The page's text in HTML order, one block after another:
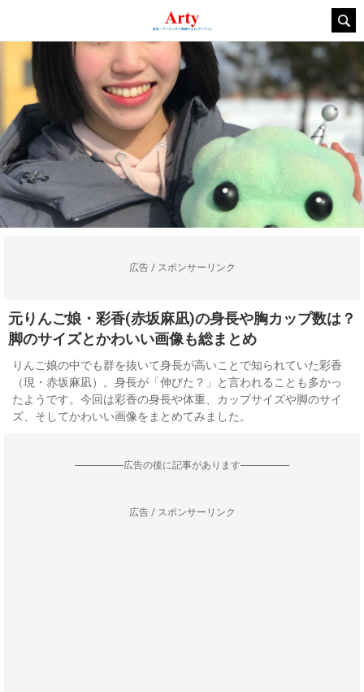
広告 / スポンサーリンク
元りんご娘・彩香(赤坂麻凪)の身長や胸カップ数は？
脚のサイズとかわいい画像も総まとめ
りんご娘の中でも群を抜いて身長が高いことで知られていた彩香
（現・赤坂麻凪）。身長が「伸びた？」と言われることも多かっ
たようです。今回は彩香の身長や体重、カップサイズや脚のサイ
ズ、そしてかわいい画像をまとめてみました。
--------------------広告の後に記事があります--------------------
広告 / スポンサーリンク